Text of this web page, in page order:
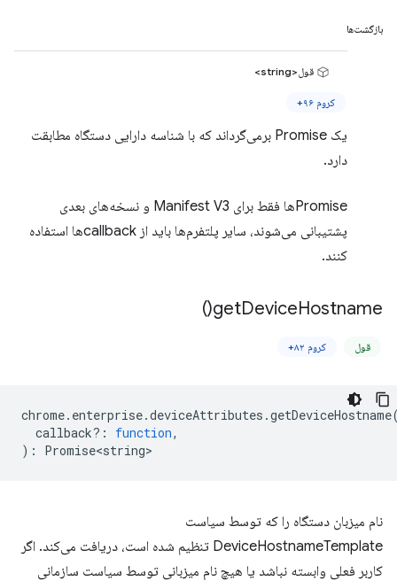
بازگشت‌ها
قول<string>
کروم ۹۶+
یک Promise برمی‌گرداند که با شناسه دارایی دستگاه مطابقت
دارد.
Promiseها فقط برای Manifest V3 و نسخه‌های بعدی
پشتیبانی می‌شوند، سایر پلتفرم‌ها باید از callbackها استفاده
کنند.
getDeviceHostname(
)
قول کروم ۸۲+
chrome. enterprise.deviceAttributes .getDeviceHostname
callback? : function,
) : Promise<string>
نام میزبان دستگاه را که توسط سیاست
DeviceHostnameTemplate تنظیم شده است، دریافت می‌کند. اگر
کاربر فعلی وابسته نباشد یا هیچ نام میزبانی توسط سیاست سازمانی